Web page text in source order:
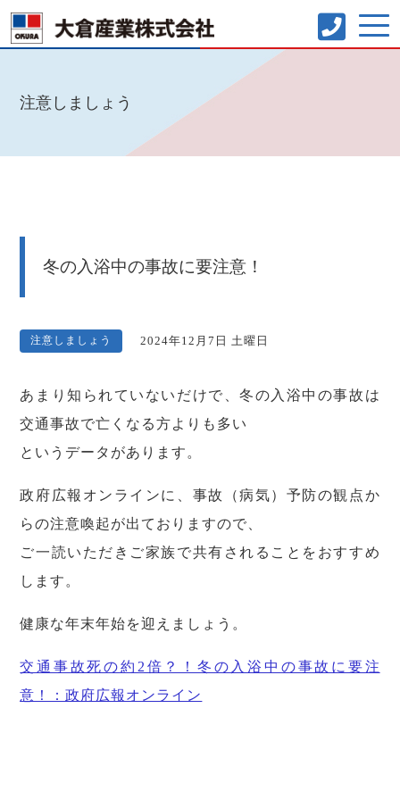
注意しましょう
冬の入浴中の事故に要注意！
注意しましょう 2024年12月7日 土曜日
あまり知られていないだけで、冬の入浴中の事故は
交通事故で亡くなる方よりも多い
というデータがあります。
政府広報オンラインに、事故（病気）予防の観点か
らの注意喚起が出ておりますので、
ご一読いただきご家族で共有されることをおすすめ
します。
健康な年末年始を迎えましょう。
交通事故死の約2倍？！冬の入浴中の事故に要注
意！：政府広報オンライン